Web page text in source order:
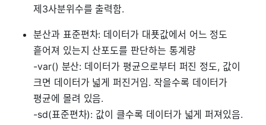
제3사분위수를 출력함.
분산과 표준편차: 데이터가 대푯값에서 어느 정도
흩어져 있는지 산포도를 판단하는 통계량
-var() 분산: 데이터가 평균으로부터 퍼진 정도, 값이
크면 데이터가 넓게 퍼진거임. 작을수록 데이터가
평균에 몰려 있음.
-sd(표준편차): 값이 클수록 데이터가 넓게 퍼져있음.